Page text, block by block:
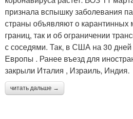
признала вспышку заболевания
страны объявляют о карантинных
границ, так и об ограничении
с соседями. Так, в США на 30
Европы . Ранее въезд для
закрыли Италия , Израиль, Индия.
читать дальше →